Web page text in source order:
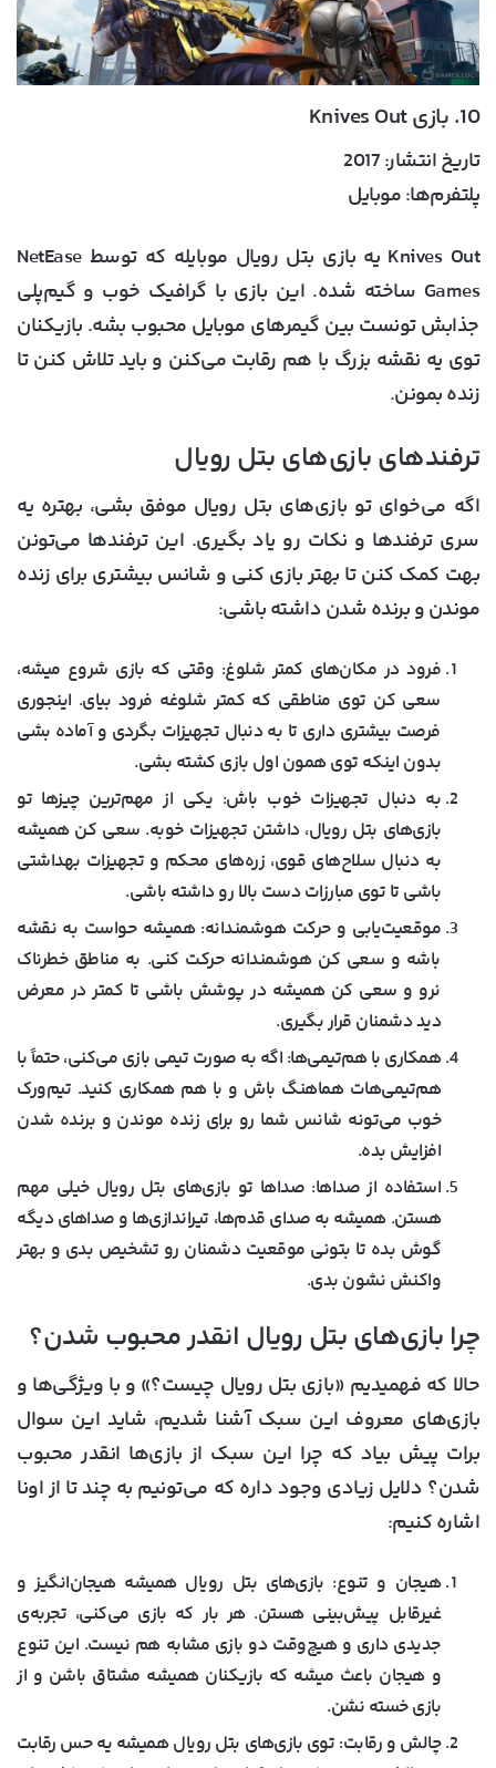
10. بازی Knives Out
تاریخ انتشار:
پلتفرم‌ها:موبایل
Knives Out یه بازی بتل رویال موبایله که توسط NetEase
Games ساخته شده. این بازی با گرافیک خوب و گیم‌پلی
جذابش تونست بین گیمرهای موبایل محبوب بشه. بازیکنان
توی یه نقشه بزرگ با هم رقابت می‌کنن و باید تلاش کنن تا
زنده بمونن.
ترفندهای بازی‌های بتل رویال
اگه می‌خوای تو بازی‌های بتل رویال موفق بشی، بهتره یه
سری ترفندها و نکات رو یاد بگیری. این ترفندها می‌تونن
بهت کمک کنن تا بهتر بازی کنی و شانس بیشتری برای زنده
موندن و برنده شدن داشته باشی:
فرود در مکان‌های کمتر شلوغ: وقتی که بازی شروع میشه،
سعی کن توی مناطقی که کمتر شلوغه فرود بیای. اینجوری
فرصت بیشتری داری تا به دنبال تجهیزات بگردی و آماده بشی
بدون اینکه توی همون اول بازی کشته بشی.
به دنبال تجهیزات خوب باش: یکی از مهم‌ترین چیزها تو
بازی‌های بتل رویال، داشتن تجهیزات خوبه. سعی کن همیشه
به دنبال سلاح‌های قوی، زره‌های محکم و تجهیزات بهداشتی
باشی تا توی مبارزات دست بالا رو داشته باشی.
موقعیت‌یابی و حرکت هوشمندانه: همیشه حواست به نقشه
باشه و سعی کن هوشمندانه حرکت کنی. به مناطق خطرناک
نرو و سعی کن همیشه در پوشش باشی تا کمتر در معرض
دید دشمنان قرار بگیری.
همکاری با هم‌تیمی‌ها: اگه به صورت تیمی بازی می‌کنی، حتماً با
هم‌تیمی‌هات هماهنگ باش و با هم همکاری کنید. تیم‌ورک
خوب می‌تونه شانس شما رو برای زنده موندن و برنده شدن
افزایش بده.
استفاده از صداها: صداها تو بازی‌های بتل رویال خیلی مهم
هستن. همیشه به صدای قدم‌ها، تیراندازی‌ها و صداهای دیگه
گوش بده تا بتونی موقعیت دشمنان رو تشخیص بدی و بهتر
واکنش نشون بدی.
چرا بازی‌های بتل رویال انقدر محبوب شدن؟
حالا که فهمیدیم «بازی بتل رویال چیست؟» و با ویژگی‌ها و
بازی‌های معروف این سبک آشنا شدیم، شاید این سوال
برات پیش بیاد که چرا این سبک از بازی‌ها انقدر محبوب
شدن؟ دلایل زیادی وجود داره که می‌تونیم به چند تا از اونا
اشاره کنیم:
هیجان و تنوع: بازی‌های بتل رویال همیشه هیجان‌انگیز و
غیرقابل پیش‌بینی هستن. هر بار که بازی می‌کنی، تجربه‌ی
جدیدی داری و هیچ‌وقت دو بازی مشابه هم نیست. این تنوع
و هیجان باعث میشه که بازیکنان همیشه مشتاق باشن و از
بازی خسته نشن.
چالش و رقابت: توی بازی‌های بتل رویال همیشه یه حس رقابت